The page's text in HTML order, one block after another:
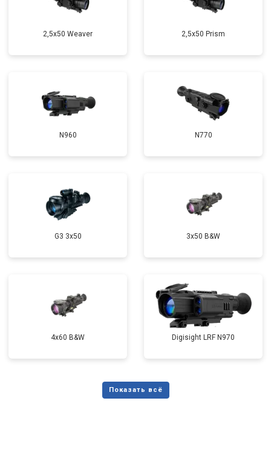
2,5x50 Weaver 2,5x50 Prism
N960 N770
G3 3x50 3x50 B&W
4x60 B&W Digisight LRF N970